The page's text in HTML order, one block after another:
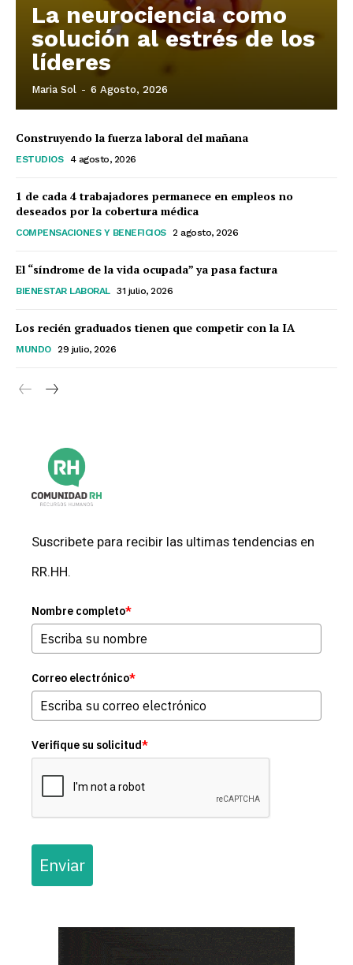
La neurociencia como
solución al estrés de los
líderes
Maria Sol - 6 Agosto, 2026
Construyendo la fuerza laboral del mañana
ESTUDIOS 4 agosto, 2026
1 de cada 4 trabajadores permanece en empleos no
deseados por la cobertura médica
COMPENSACIONES Y BENEFICIOS 2 agosto, 2026
El “síndrome de la vida ocupada” ya pasa factura
BIENESTAR LABORAL 31 julio, 2026
Los recién graduados tienen que competir con la IA
MUNDO 29 julio, 2026
Suscribete para recibir las ultimas tendencias en
RR.HH.
Nombre completo*
Correo electrónico*
Verifique su solicitud*
Enviar